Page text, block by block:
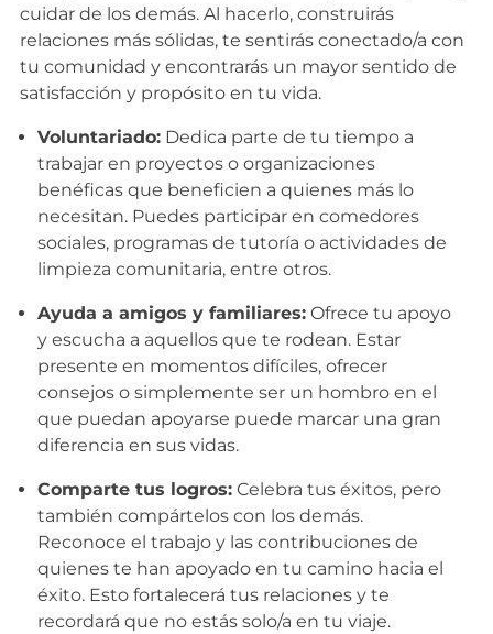
cuidar de los demás. Al hacerlo, construirás
relaciones más sólidas, te sentirás conectado/a con
tu comunidad y encontrarás un mayor sentido de
satisfacción y propósito en tu vida.
Voluntariado:Dedica parte de tu tiempo a
trabajar en proyectos o organizaciones
benéficas que beneficien a quienes más lo
necesitan. Puedes participar en comedores
sociales, programas de tutoría o actividades de
limpieza comunitaria, entre otros.
Ayuda a amigos y familiares:Ofrece tu apoyo
y escucha a aquellos que te rodean. Estar
presente en momentos difíciles, ofrecer
consejos o simplemente ser un hombro en el
que puedan apoyarse puede marcar una gran
diferencia en sus vidas.
Comparte tus logros:Celebra tus éxitos, pero
también compártelos con los demás.
Reconoce el trabajo y las contribuciones de
quienes te han apoyado en tu camino hacia el
éxito. Esto fortalecerá tus relaciones y te
recordará que no estás solo/a en tu viaje.